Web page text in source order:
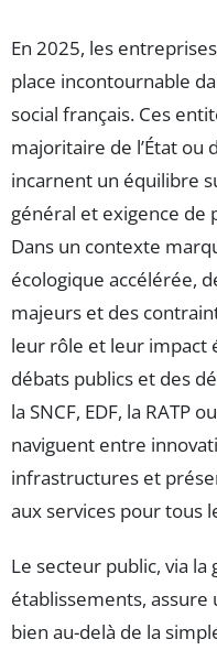
En 2025, les
place incontournable
social français. Ces
majoritaire de l’État ou
incarnent un équilibre
général et exigence
Dans un contexte
écologique accélérée,
majeurs et des
leur rôle et leur impact
débats publics et des
la SNCF, EDF, la RATP
naviguent entre
infrastructures et
aux services pour tous
Le secteur public, via
établissements, assure
bien au-delà de la